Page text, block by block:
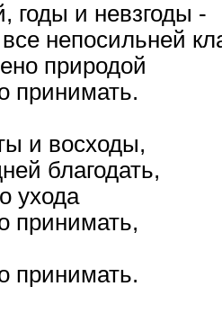
годы и невзгоды -
непосильней
природой
принимать.
и восходы,
благодать,
ухода
принимать,
принимать.